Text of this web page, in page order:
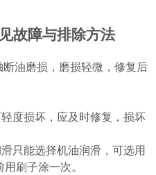
故障与排除方法
断油磨损，磨损轻微，修复后
度损坏，应及时修复，损坏
只能选择机油润滑，可选用
刷子涂一次。